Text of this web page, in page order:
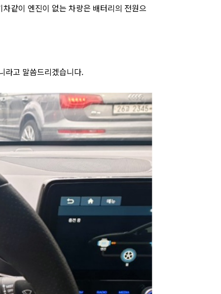
같이 엔진이 없는 차량은 배터리의 전원으
라고 말씀드리겠습니다.